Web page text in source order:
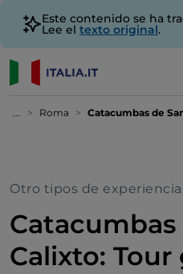
Este contenido se ha
Lee el texto original.
... Roma Catacumbas de
Otro tipos de
Catacumbas
Calixto: